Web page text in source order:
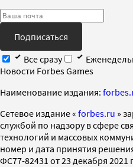
Подписаться
Все сразу
Новости Forbes Games
Наименование издания:
Cетевое издание « forbes.ru »
службой по надзору в сфере
технологий и массовых
номер и дата принятия
ФС77-82431 от 23 декабря 2021